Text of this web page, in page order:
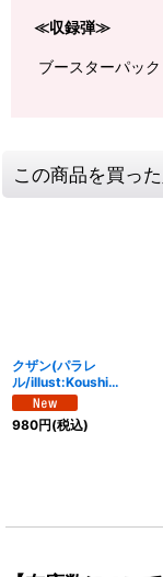
≪収録弾≫
ブースターパック
この商品を買っ
クザン(パラレ
ル/illust:Koushi
Rokushiro)【R/P】
{OP16-063}
980円(税込)